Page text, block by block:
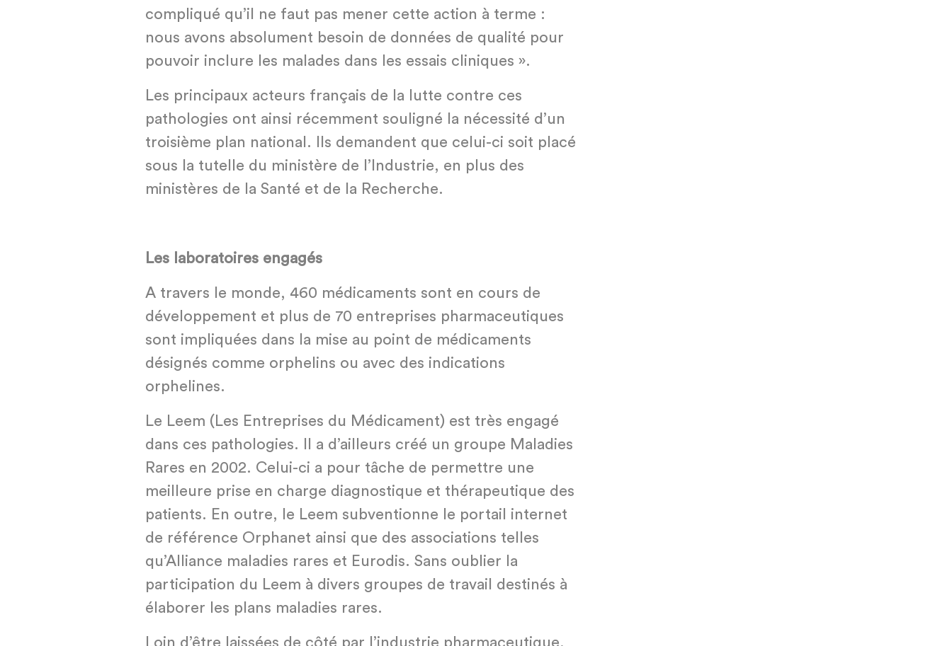
compliqué qu’il ne faut pas mener cette action à terme :
nous avons absolument besoin de données de qualité pour
pouvoir inclure les malades dans les essais cliniques ».
Les principaux acteurs français de la lutte contre ces
pathologies ont ainsi récemment souligné la nécessité d’un
troisième plan national. Ils demandent que celui-ci soit placé
sous la tutelle du ministère de l’Industrie, en plus des
ministères de la Santé et de la Recherche.
Les laboratoires engagés
A travers le monde, 460 médicaments sont en cours de
développement et plus de 70 entreprises pharmaceutiques
sont impliquées dans la mise au point de médicaments
désignés comme orphelins ou avec des indications
orphelines.
Le Leem (Les Entreprises du Médicament) est très engagé
dans ces pathologies. Il a d’ailleurs créé un groupe Maladies
Rares en 2002. Celui-ci a pour tâche de permettre une
meilleure prise en charge diagnostique et thérapeutique des
patients. En outre, le Leem subventionne le portail internet
de référence Orphanet ainsi que des associations telles
qu’Alliance maladies rares et Eurodis. Sans oublier la
participation du Leem à divers groupes de travail destinés à
élaborer les plans maladies rares.
Loin d’être laissées de côté par l’industrie pharmaceutique,